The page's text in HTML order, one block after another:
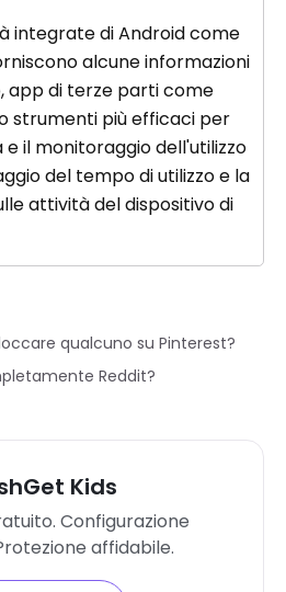
integrate di Android come
alcune informazioni
app di terze parti come
strumenti più efficaci per
il monitoraggio dell'utilizzo
del tempo di utilizzo e la
attività del dispositivo di
qualcuno su Pinterest?
Reddit?
Kids
Configurazione
affidabile.